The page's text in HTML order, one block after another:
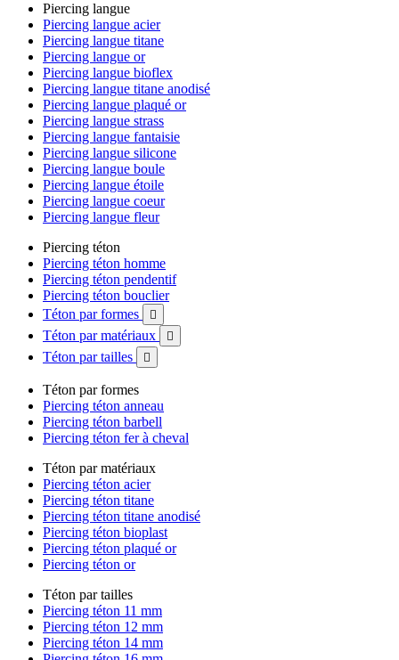
Piercing langue
Piercing langue acier
Piercing langue titane
Piercing langue or
Piercing langue bioflex
Piercing langue titane anodisé
Piercing langue plaqué or
Piercing langue strass
Piercing langue fantaisie
Piercing langue silicone
Piercing langue boule
Piercing langue étoile
Piercing langue coeur
Piercing langue fleur
Piercing téton
Piercing téton homme
Piercing téton pendentif
Piercing téton bouclier
Téton par formes

Téton par matériaux 
Téton par tailles 
Téton par formes
Piercing téton anneau
Piercing téton barbell
Piercing téton fer à cheval
Téton par matériaux
Piercing téton acier
Piercing téton titane
Piercing téton titane anodisé
Piercing téton bioplast
Piercing téton plaqué or
Piercing téton or
Téton par tailles
Piercing téton 11 mm
Piercing téton 12 mm
Piercing téton 14 mm